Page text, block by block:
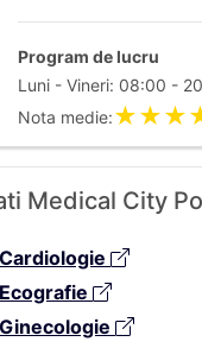
Program de lucru
Luni - Vineri: 08:00 -
Nota medie:
Medical City
Cardiologie
Ecografie
Ginecologie